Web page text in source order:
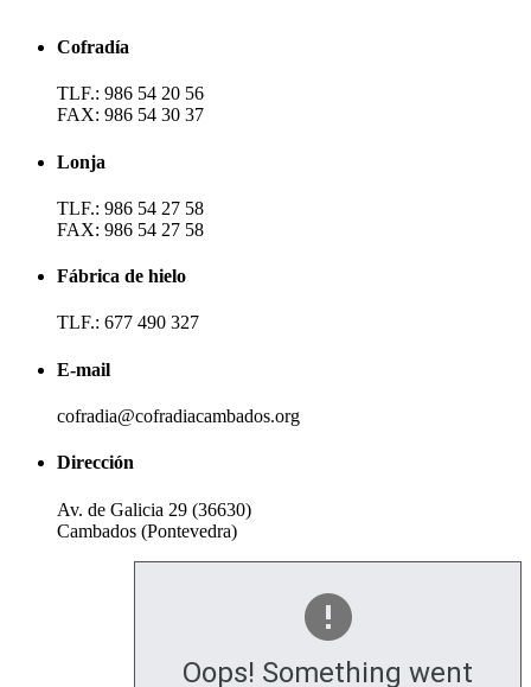
Cofradía
TLF.: 986 54 20 56
FAX: 986 54 30 37
Lonja
TLF.: 986 54 27 58
FAX: 986 54 27 58
Fábrica de hielo
TLF.: 677 490 327
E-mail
cofradia@cofradiacambados.org
Dirección
Av. de Galicia 29 (36630)
Cambados (Pontevedra)
Oops! Something went